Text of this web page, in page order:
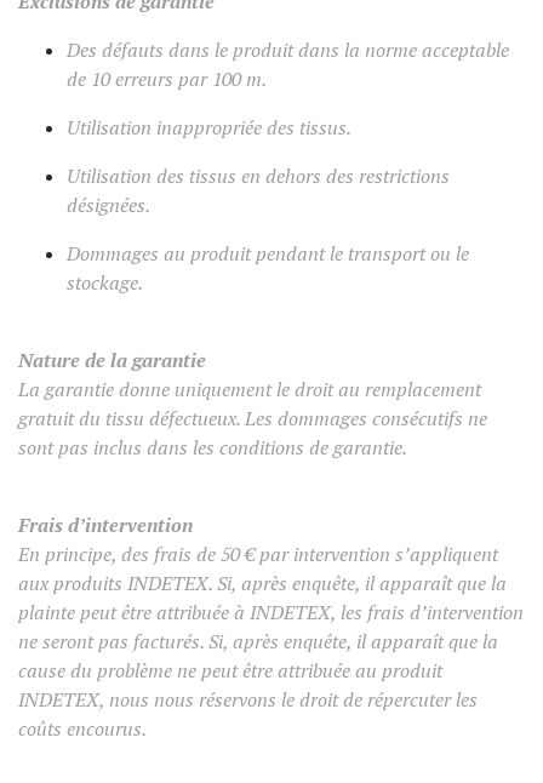
Des défauts dans le produit dans la norme acceptable
de 10 erreurs par 100 m.
Utilisation inappropriée des tissus.
Utilisation des tissus en dehors des restrictions
désignées.
Dommages au produit pendant le transport ou le
stockage.
Nature de la garantie
La garantie donne uniquement le droit au remplacement
gratuit du tissu défectueux. Les dommages consécutifs ne
sont pas inclus dans les conditions de garantie.
Frais d’intervention
En principe, des frais de 50 € par intervention s’appliquent
aux produits INDETEX. Si, après enquête, il apparaît que la
plainte peut être attribuée à INDETEX, les frais d’intervention
ne seront pas facturés. Si, après enquête, il apparaît que la
cause du problème ne peut être attribuée au produit
INDETEX, nous nous réservons le droit de répercuter les
coûts encourus.